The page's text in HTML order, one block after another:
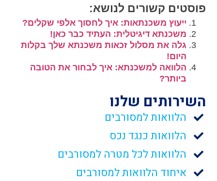
פוסטים קשורים לנושא:
ייעוץ משכנתאות: איך לחסוך אלפי שקלים?
משכנתא דיגיטלית: העתיד כבר כאן!
גלה את מסלול זכאות משכנתא שלך בקלות
היום!
הלוואה למשכנתא: איך לבחור את הטובה
ביותר?
השירותים שלנו
הלוואות למסורבים
הלוואות כנגד נכס
הלוואות לכל מטרה למסורבים
איחוד הלוואות למסורבים